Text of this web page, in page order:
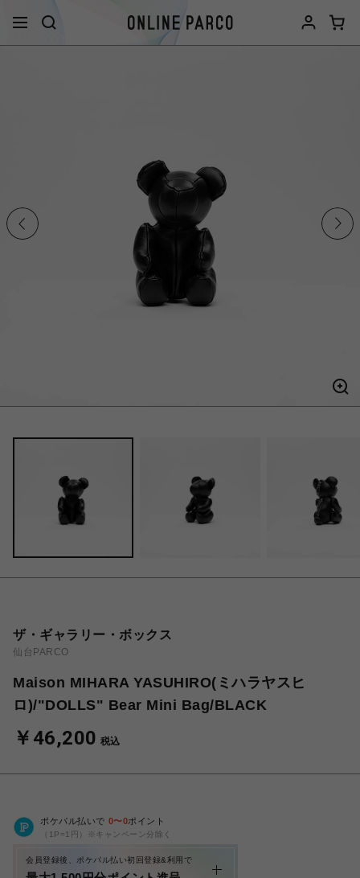
ザ・ギャラリー・ボックス
仙台PARCO
Maison MIHARA YASUHIRO(ミハラヤスヒ
ロ)/"DOLLS" Bear Mini Bag/BLACK
￥46,200 税込
ポケパル払いで 0〜0ポイント
（1P=1円）※キャンペーン分除く
会員登録後、ポケパル払い初回登録&利用で